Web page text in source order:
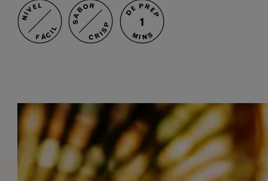
NIVEL
FÁCIL
SABOR
CRISP
DE PREP
1
MINS